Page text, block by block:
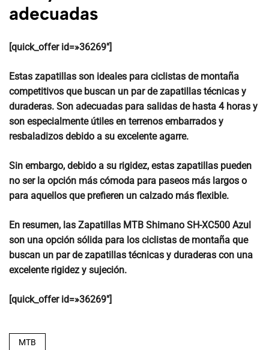
adecuadas
[quick_offer id=»36269″]
Estas zapatillas son ideales para ciclistas de montaña
competitivos que buscan un par de zapatillas técnicas y
duraderas. Son adecuadas para salidas de hasta 4 horas y
son especialmente útiles en terrenos embarrados y
resbaladizos debido a su excelente agarre.
Sin embargo, debido a su rigidez, estas zapatillas pueden
no ser la opción más cómoda para paseos más largos o
para aquellos que prefieren un calzado más flexible.
En resumen, las Zapatillas MTB Shimano SH-XC500 Azul
son una opción sólida para los ciclistas de montaña que
buscan un par de zapatillas técnicas y duraderas con una
excelente rigidez y sujeción.
[quick_offer id=»36269″]
MTB